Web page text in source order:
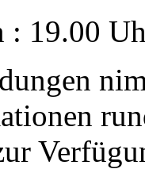
: 19.00